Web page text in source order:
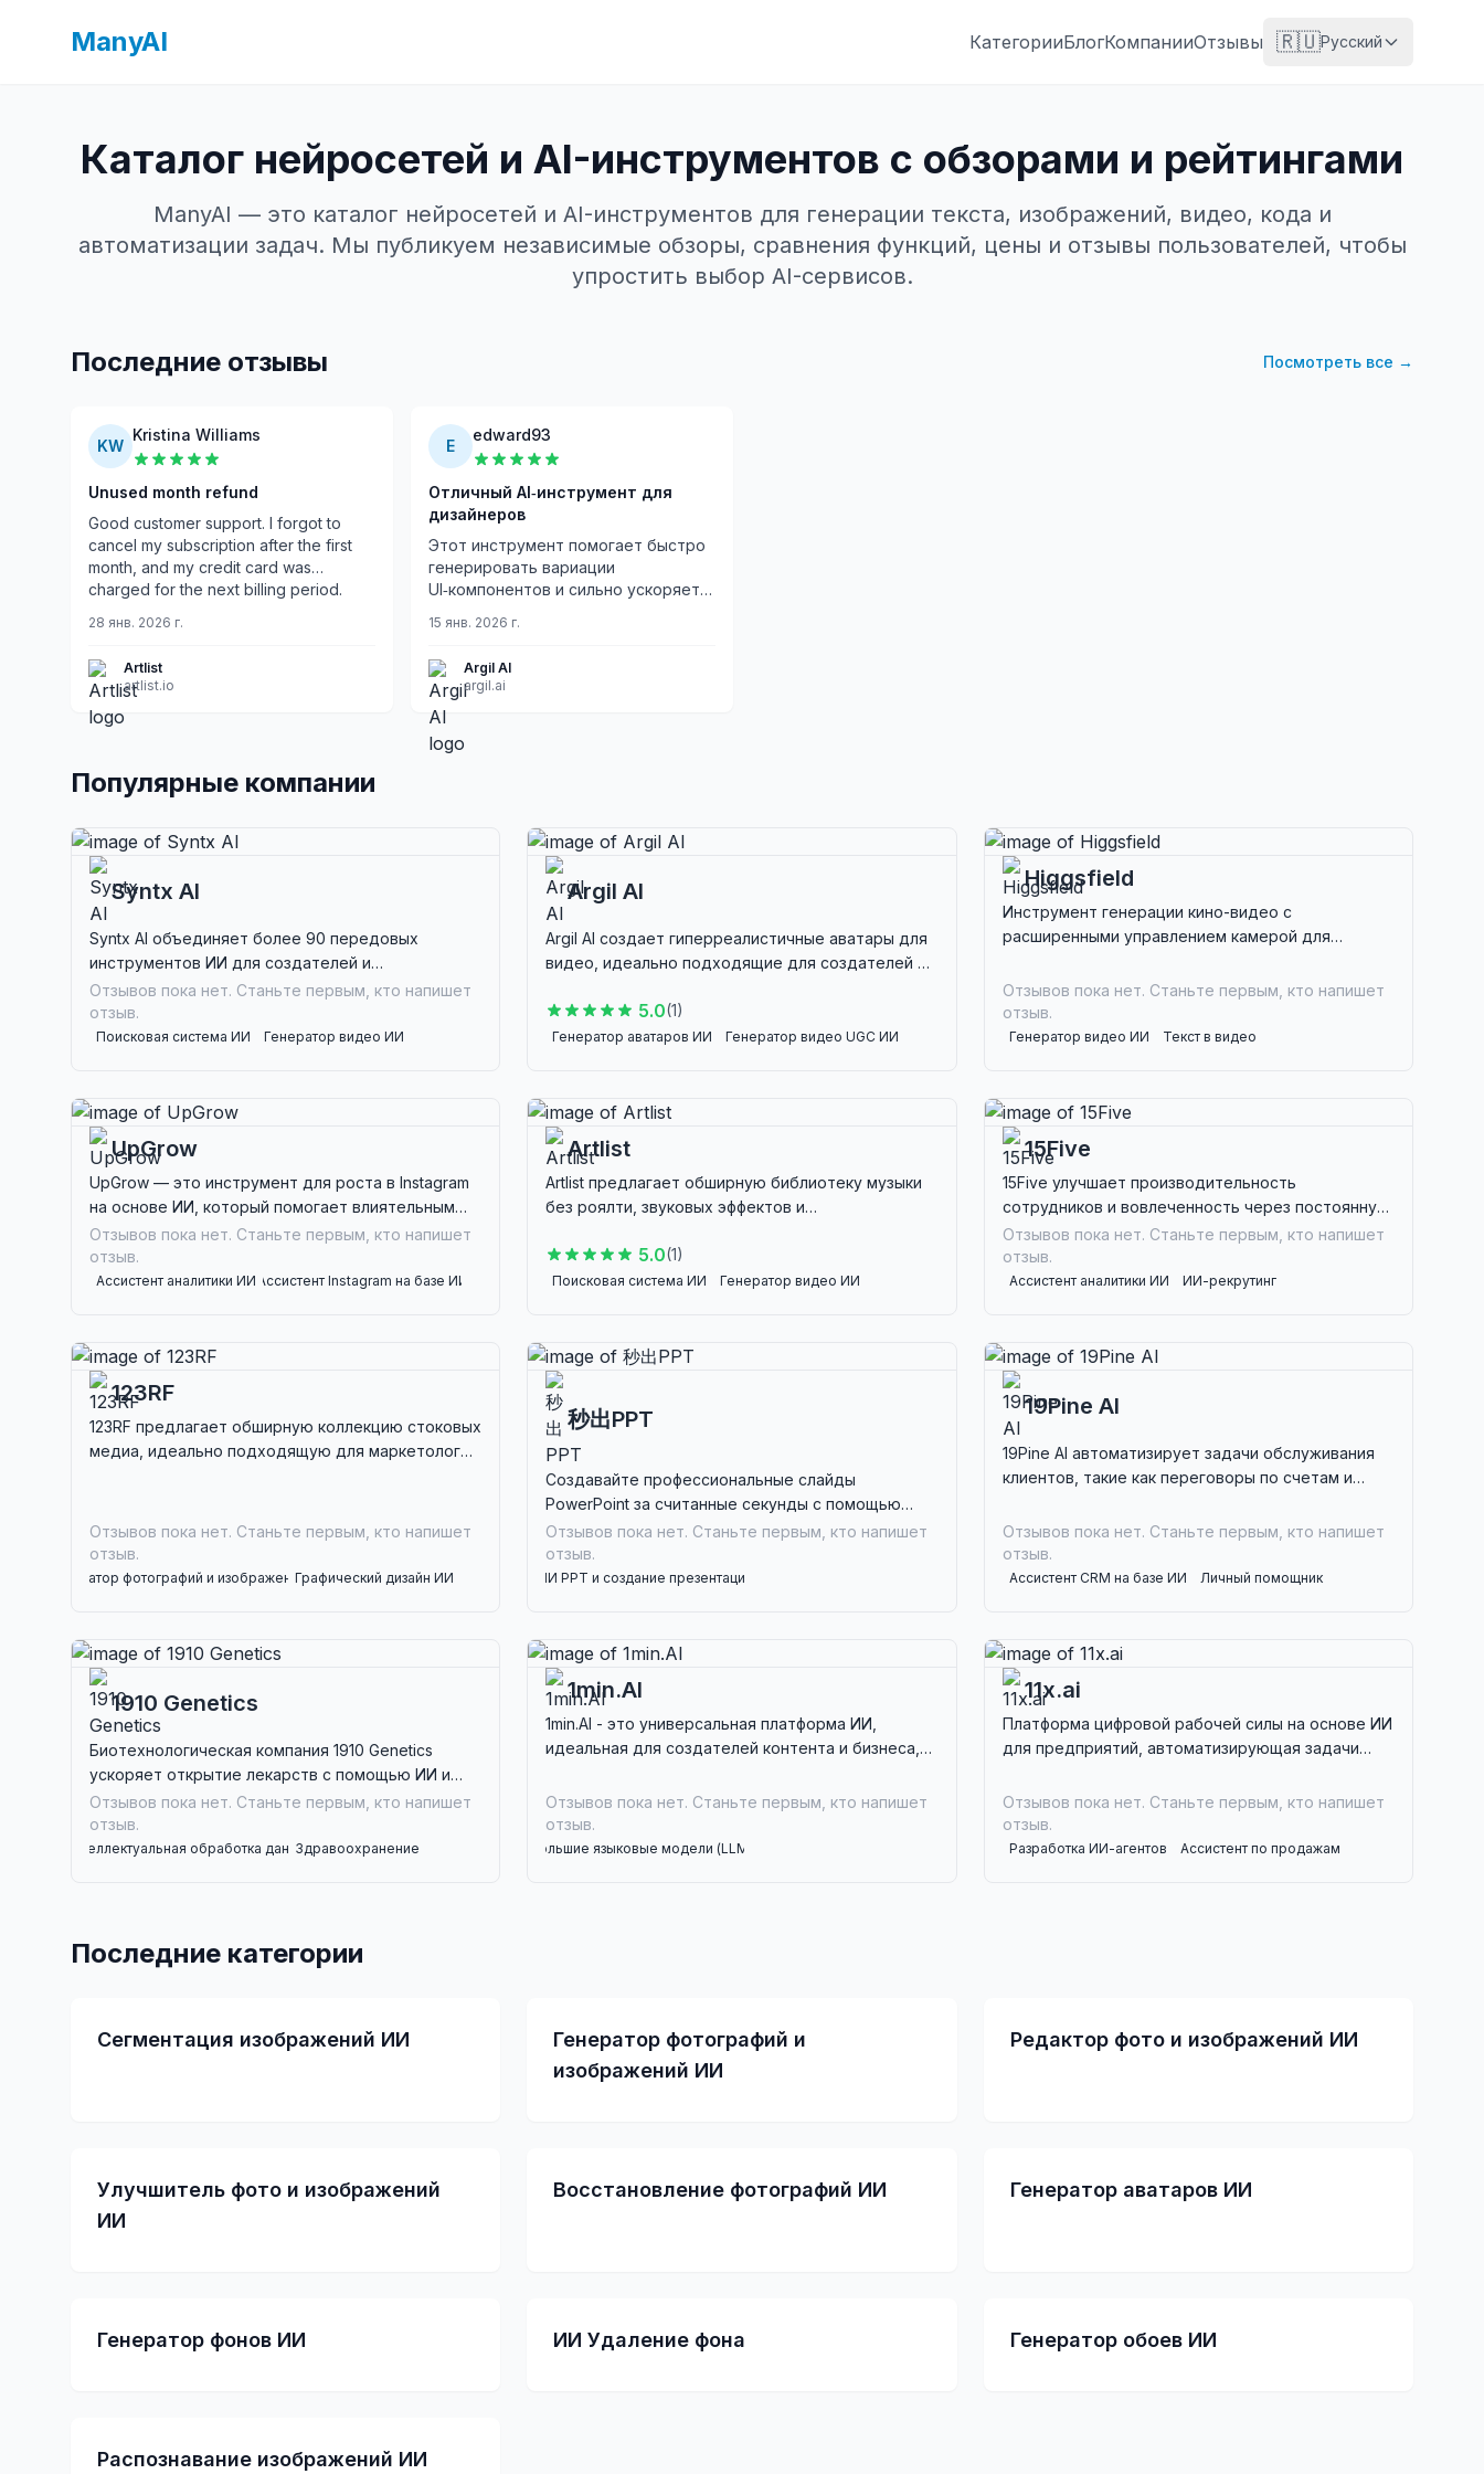
ManyAI КатегорииБлогКомпанииОтзывы 🇷🇺Русский
Каталог нейросетей и AI-инструментов с обзорами и рейтингами
ManyAI — это каталог нейросетей и AI-инструментов для генерации текста, изображений, видео, кода и
автоматизации задач. Мы публикуем независимые обзоры, сравнения функций, цены и отзывы пользователей, чтобы
упростить выбор AI-сервисов.
Последние отзывы Посмотреть все →
KW
Kristina Williams
Unused month refund
Good customer support. I forgot to
cancel my subscription after the first
month, and my credit card was
charged for the next billing period.
reviewed the case and issued a refund
for the unused month. The issue was
resolved quickly and without
complications.
28 янв. 2026 г.
Artlist
artlist.io
E
edward93
Отличный AI‑инструмент для
дизайнеров
Этот инструмент помогает быстро
генерировать вариации
UI‑компонентов и сильно ускоряет
15 янв. 2026 г.
Argil AI
argil.ai
Популярные компании
Syntx AI
Syntx AI объединяет более 90 передовых
инструментов ИИ для создателей и
разработчиков, предлагая бесшовную
мультимодальную генерацию контента.
Идеально подходит для маркетологов,
Отзывов пока нет. Станьте первым, кто напишет
отзыв.
Поисковая система ИИ
Генератор видео ИИ
Argil AI
Argil AI создает гиперреалистичные аватары для
видео, идеально подходящие для создателей и
многоязычному контенту без сложных настроек.
5.0(1)
Генератор аватаров ИИ
Генератор видео UGC ИИ
Higgsfield
Инструмент генерации кино-видео с
расширенными управлением камерой для
производства высококачественного,
динамичного контента.
Отзывов пока нет. Станьте первым, кто напишет
отзыв.
Генератор видео ИИ
Текст в видео
UpGrow
UpGrow — это инструмент для роста в Instagram
на основе ИИ, который помогает влиятельным
лицам, брендам и компаниям органически
увеличивать количество подписчиков и
вовлеченность.
Отзывов пока нет. Станьте первым, кто напишет
отзыв.
Ассистент аналитики ИИ Ассистент Instagram на базе ИИ
Artlist
Artlist предлагает обширную библиотеку музыки
без роялти, звуковых эффектов и
подходящую для видеопродюсеров и
создателей контента.
5.0(1)
Поисковая система ИИ
Генератор видео ИИ
Генератор маркетинговых планов
15Five
15Five улучшает производительность
сотрудников и вовлеченность через постоянную
обратную связь, что делает его идеальным для
HR-руководителей и менеджеров, ищущих
эффективные решения для управления.
Отзывов пока нет. Станьте первым, кто напишет
отзыв.
Ассистент аналитики ИИ
ИИ-рекрутинг
123RF
123RF предлагает обширную коллекцию стоковых
медиа, идеально подходящую для маркетологов
использованием ИИ.
Отзывов пока нет. Станьте первым, кто напишет
отзыв.
Генератор фотографий и изображений ИИГрафический дизайн ИИ
秒出PPT
Создавайте профессиональные слайды
PowerPoint за считанные секунды с помощью
10sPPT, инструмента на основе ИИ, идеального
для бизнес-профессионалов и педагогов,
стремящихся к эффективности.
Отзывов пока нет. Станьте первым, кто напишет
отзыв.
ИИ PPT и создание презентаций
19Pine AI
19Pine AI автоматизирует задачи обслуживания
клиентов, такие как переговоры по счетам и
пользователей, которым необходимо
эффективно решать проблемы.
Отзывов пока нет. Станьте первым, кто напишет
отзыв.
Ассистент CRM на базе ИИ
Личный помощник
1910 Genetics
Биотехнологическая компания 1910 Genetics
ускоряет открытие лекарств с помощью ИИ и
автоматизации, идеально подходит для
фармацевтических компаний и
исследовательских учреждений.
Отзывов пока нет. Станьте первым, кто напишет
отзыв.
Интеллектуальная обработка данныхЗдравоохранение
1min.AI
1min.AI - это универсальная платформа ИИ,
идеальная для создателей контента и бизнеса,
текста, изображений, аудио и видео.
Отзывов пока нет. Станьте первым, кто напишет
отзыв.
Большие языковые модели (LLMs)
11x.ai
Платформа цифровой рабочей силы на основе ИИ
для предприятий, автоматизирующая задачи
встреч с автономными агентами.
Отзывов пока нет. Станьте первым, кто напишет
отзыв.
Разработка ИИ-агентов
Ассистент по продажам
Последние категории
Сегментация изображений ИИ
Генератор фотографий и
изображений ИИ
Редактор фото и изображений ИИ
Улучшитель фото и изображений
ИИ
Восстановление фотографий ИИ Генератор аватаров ИИ
Генератор фонов ИИ ИИ Удаление фона Генератор обоев ИИ
Распознавание изображений ИИ